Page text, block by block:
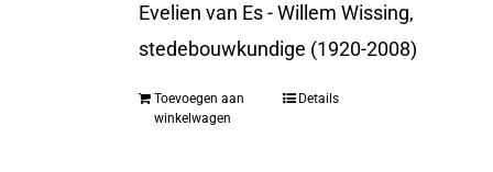
Evelien van Es - Willem Wissing,
stedebouwkundige (1920-2008)
Toevoegen aan
winkelwagen
Details